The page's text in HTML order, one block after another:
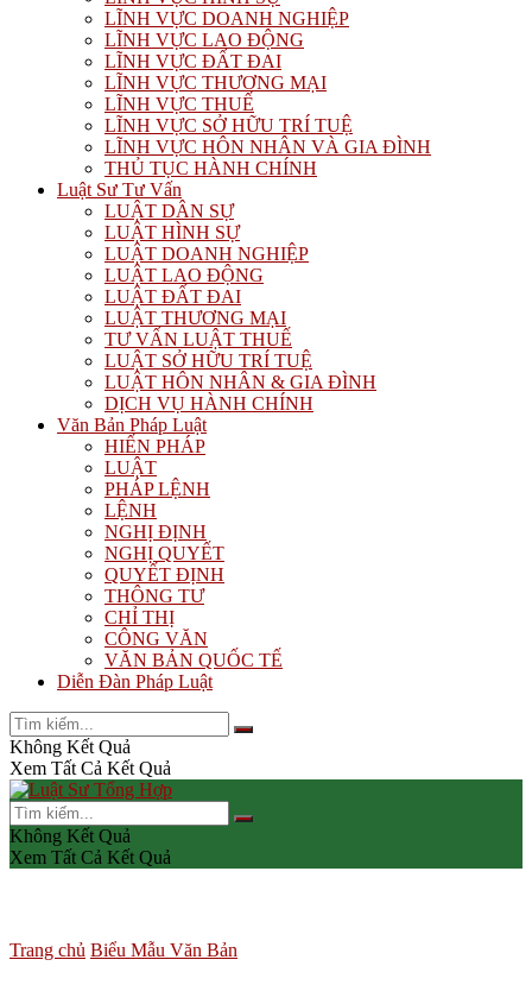
LĨNH VỰC DOANH NGHIỆP
LĨNH VỰC LAO ĐỘNG
LĨNH VỰC ĐẤT ĐAI
LĨNH VỰC THƯƠNG MẠI
LĨNH VỰC THUẾ
LĨNH VỰC SỞ HỮU TRÍ TUỆ
LĨNH VỰC HÔN NHÂN VÀ GIA ĐÌNH
THỦ TỤC HÀNH CHÍNH
Luật Sư Tư Vấn
LUẬT DÂN SỰ
LUẬT HÌNH SỰ
LUẬT DOANH NGHIỆP
LUẬT LAO ĐỘNG
LUẬT ĐẤT ĐAI
LUẬT THƯƠNG MẠI
TƯ VẤN LUẬT THUẾ
LUẬT SỞ HỮU TRÍ TUỆ
LUẬT HÔN NHÂN & GIA ĐÌNH
DỊCH VỤ HÀNH CHÍNH
Văn Bản Pháp Luật
HIẾN PHÁP
LUẬT
PHÁP LỆNH
LỆNH
NGHỊ ĐỊNH
NGHỊ QUYẾT
QUYẾT ĐỊNH
THÔNG TƯ
CHỈ THỊ
CÔNG VĂN
VĂN BẢN QUỐC TẾ
Diễn Đàn Pháp Luật
Không Kết Quả
Xem Tất Cả Kết Quả
Không Kết Quả
Xem Tất Cả Kết Quả
Trang chủ Biểu Mẫu Văn Bản